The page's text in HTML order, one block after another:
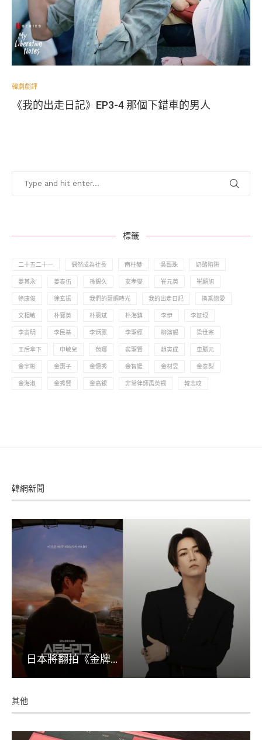
韓劇劇評
《我的出走日記》EP3-4 那個下錯車的男人
標籤
二十五二十一 偶然成為社長 南柱赫 吳藝珠 奶酪陷阱
姜其永 姜泰伍 孫錫久 安孝燮 崔元英 崔顯旭
徐康俊 徐玄振 我們的藍調時光 我的出走日記 換乘戀愛
文相敏 朴寶英 朴恩斌 朴海鎮 李伊 李姃垠
李宙明 李民基 李炳憲 李聖經 柳演錫 梁世宗
王后傘下 申敏兒 苞娜 裴聖賢 趙寅成 車勝元
金宇彬 金惠子 金憓秀 金智媛 金材昱 金泰梨
金海淑 金秀賢 金高銀 非常律師禹英禑 韓志旼
韓網新聞
日本將翻拍《金牌...
其他